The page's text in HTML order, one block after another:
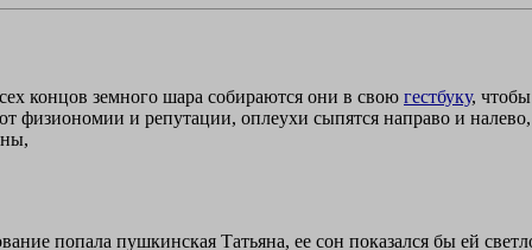
концов земного шара собираются они в свою гестбуку,
физиономии и репутации, оплеухи сыпятся направо и налево,
попала пушкинская Татьяна, ее сон показался бы ей